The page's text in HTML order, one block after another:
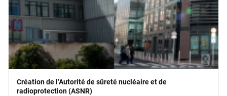
Création de l’Autorité de sûreté nucléaire et de
radioprotection (ASNR)